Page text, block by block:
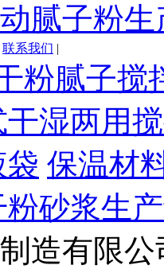
腻子粉
联系我们 |
粉腻子搅
干湿两用
袋 保温材
粉砂浆生
造有限